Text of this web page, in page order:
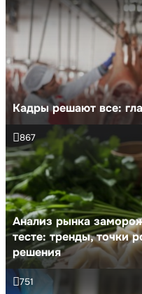
Кадры решают все:
Анализ рынка
тесте: тренды, точки
решения
867
751